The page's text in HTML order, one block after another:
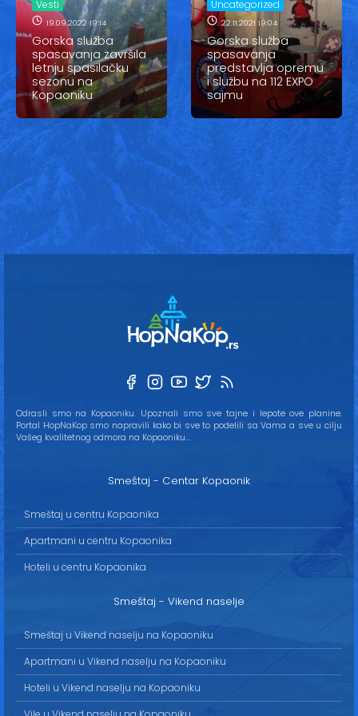
Oglasi
Galerija
Vesti
19.09.2022 19:14
Gorska služba
spasavanja završila
letnju spasilačku
sezonu na
Kopaoniku
Uncategorized
22.11.2021 19:04
Gorska služba
spasavanja
predstavlja opremu
i službu na 112 EXPO
sajmu
Odrasli smo na Kopaoniku. Upoznali smo sve tajne i lepote ove planine.
Portal HopNaKop smo napravili kako bi sve to podelili sa Vama a sve u cilju
Vašeg kvalitetnog odmora na Kopaoniku...
Smeštaj - Centar Kopaonik
Smeštaj u centru Kopaonika
Apartmani u centru Kopaonika
Hoteli u centru Kopaonika
Smeštaj - Vikend naselje
Smeštaj u Vikend naselju na Kopaoniku
Apartmani u Vikend naselju na Kopaoniku
Hoteli u Vikend naselju na Kopaoniku